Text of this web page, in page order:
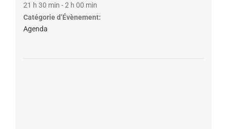
21 h 30 min - 2 h 00 min
Catégorie d’Évènement:
Agenda